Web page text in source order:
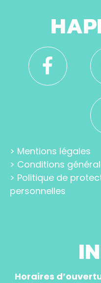
> Mentions légales
> Conditions
> Politique de
personnelles
Horaires